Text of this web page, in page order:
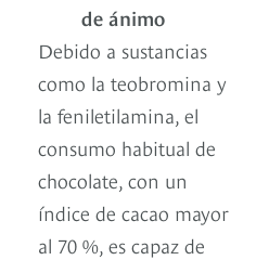
de ánimo
Debido a sustancias
como la teobromina y
la feniletilamina, el
consumo habitual de
chocolate, con un
índice de cacao mayor
al 70 %, es capaz de